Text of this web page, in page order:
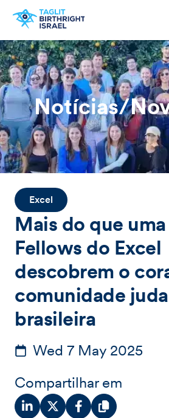
Notícias/
Excel
Mais do que
Fellows do Excel
descobrem o
comunidade
brasileira
Wed 7 May 2025
Compartilhar em
Quer receber nossa
Primeiro Nome
Sobrenome
e-mail
País